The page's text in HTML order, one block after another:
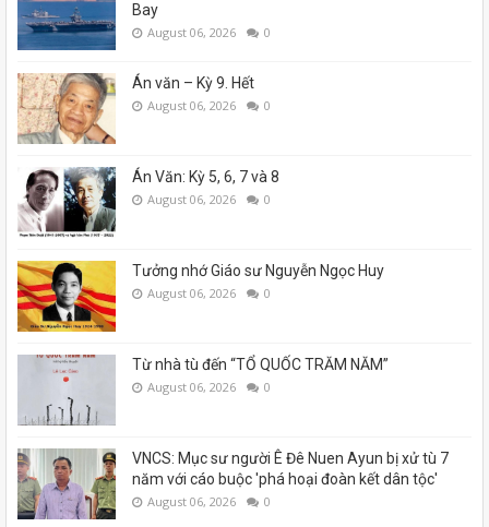
Bay
August 06, 2026 0
Án văn – Kỳ 9. Hết
August 06, 2026 0
Án Văn: Kỳ 5, 6, 7 và 8
August 06, 2026 0
Tưởng nhớ Giáo sư Nguyễn Ngọc Huy
August 06, 2026 0
Từ nhà tù đến “TỔ QUỐC TRĂM NĂM”
August 06, 2026 0
VNCS: Mục sư người Ê Đê Nuen Ayun bị xử tù 7
năm với cáo buộc 'phá hoại đoàn kết dân tộc'
August 06, 2026 0